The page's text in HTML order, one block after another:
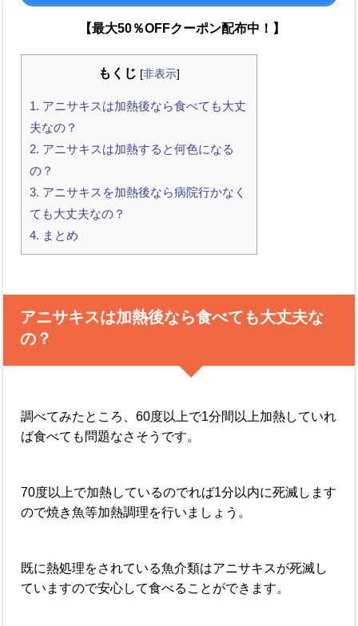
【最大50％OFFクーポン配布中！】
もくじ [非表示]
1. アニサキスは加熱後なら食べても大丈
夫なの？
2. アニサキスは加熱すると何色になる
の？
3. アニサキスを加熱後なら病院行かなく
ても大丈夫なの？
4. まとめ
アニサキスは加熱後なら食べても大丈夫な
の？
調べてみたところ、60度以上で1分間以上加熱していれ
ば食べても問題なさそうです。
70度以上で加熱しているのでれば1分以内に死滅します
ので焼き魚等加熱調理を行いましょう。
既に熱処理をされている魚介類はアニサキスが死滅し
ていますので安心して食べることができます。